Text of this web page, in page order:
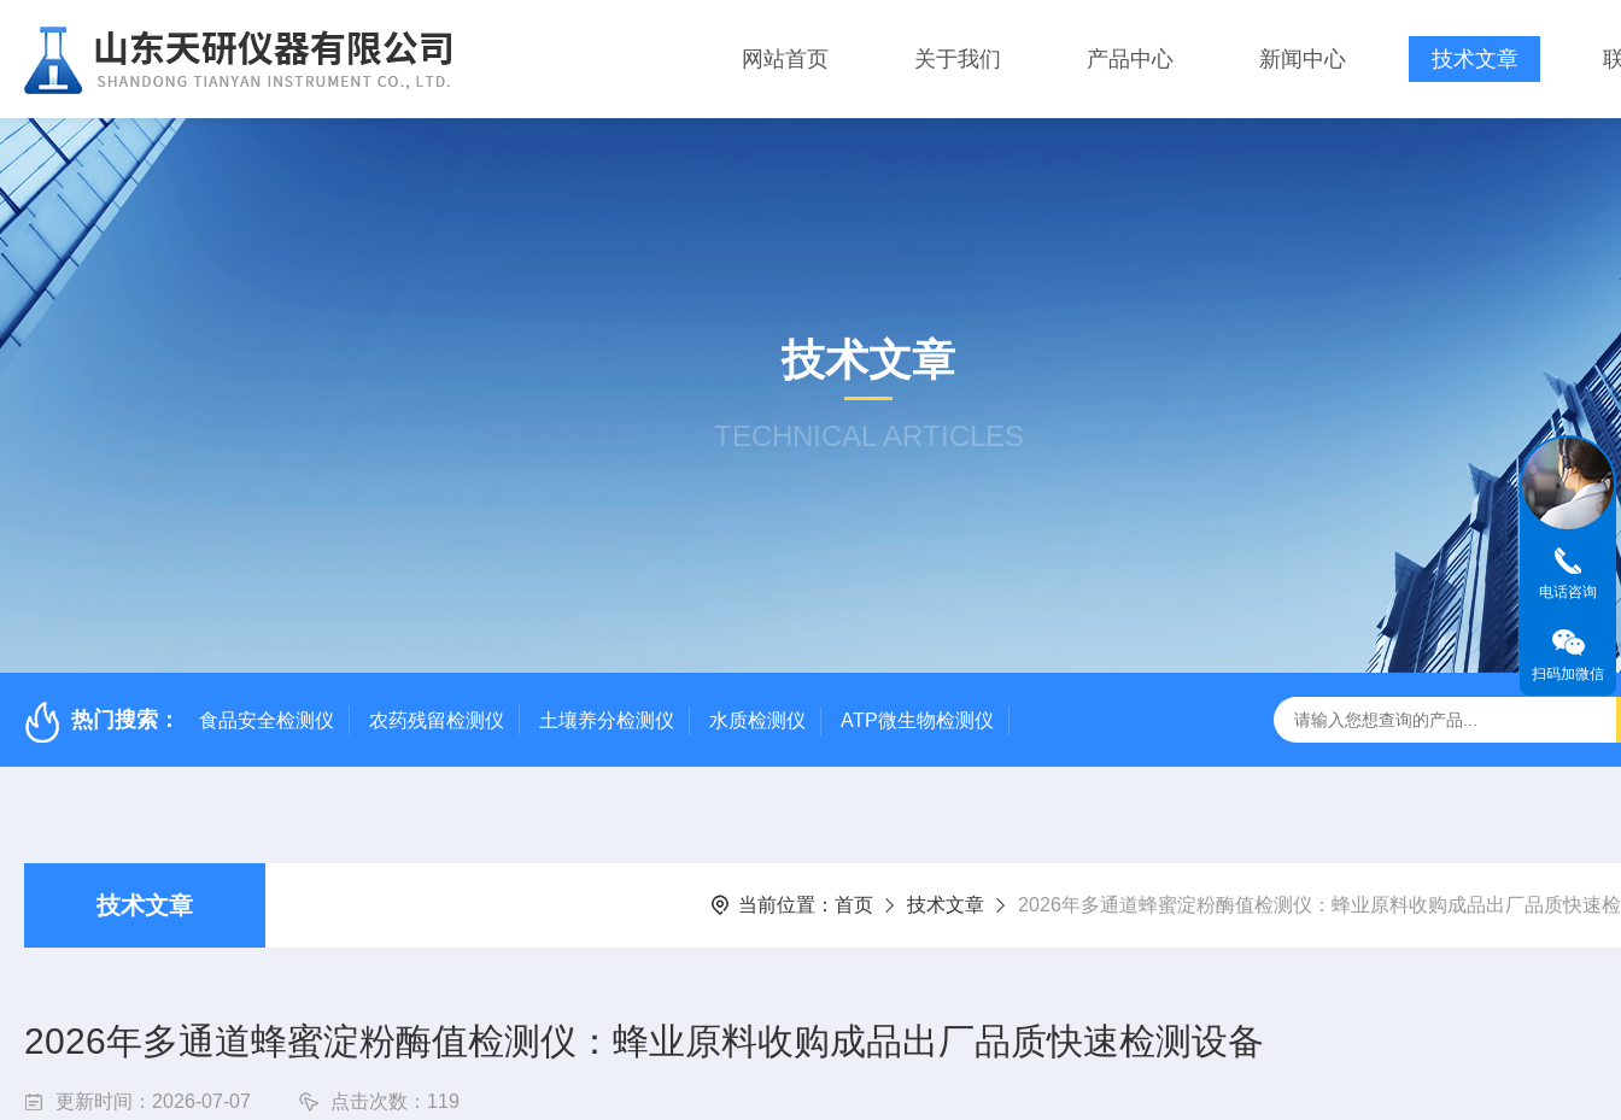
网站首页 关于我们 产品中心 新闻中心 技术文章
技术文章
TECHNICAL ARTICLES
热门搜索： 食品安全检测仪 农药残留检测仪 土壤养分检测仪 水质检测仪 ATP微生物检测仪
技术文章 当前位置： 首页 技术文章 2026年多通道蜂蜜淀粉酶值检测仪：蜂业原料收购成品出厂品质快速
2026年多通道蜂蜜淀粉酶值检测仪：蜂业原料收购成品出厂品质快速检测设备
更新时间：2026-07-07 点击次数：119
电话咨询
扫码加微信